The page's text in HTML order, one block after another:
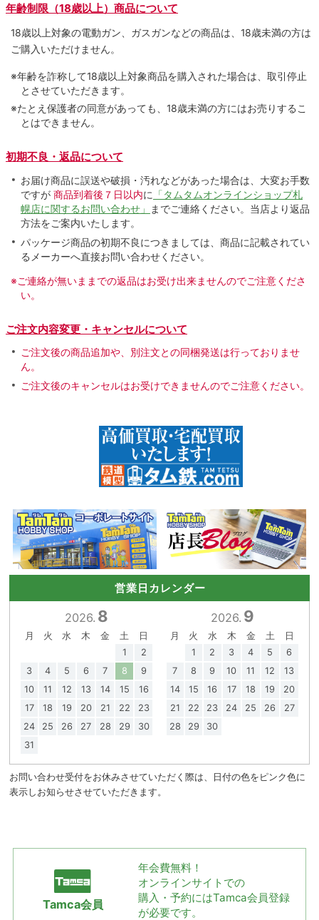
年齢制限（18歳以上）商品について
18歳以上対象の電動ガン、ガスガンなどの商品は、18歳未満の方は
ご購入いただけません。
※年齢を詐称して18歳以上対象商品を購入された場合は、取引停止
とさせていただきます。
※たとえ保護者の同意があっても、18歳未満の方にはお売りするこ
とはできません。
初期不良・返品について
お届け商品に誤送や破損・汚れなどがあった場合は、大変お手数
ですが 商品到着後７日以内に 「タムタムオンラインショップ札
幌店に関するお問い合わせ」
までご連絡ください。当店より返品
方法をご案内いたします。
パッケージ商品の初期不良につきましては、商品に記載されてい
るメーカーへ直接お問い合わせください。
※ご連絡が無いままでの返品はお受け出来ませんのでご注意くださ
い。
ご注文内容変更・キャンセルについて
ご注文後の商品追加や、別注文との同梱発送は行っておりませ
ん。
ご注文後のキャンセルはお受けできませんのでご注意ください。
営業日カレンダー
2026. 8
月 火 水 木 金 土
日
1
2
3
4 5 6 7 8
9
10
11 12 13 14 15
16
17
18 19 20 21 22
23
24
25 26 27 28 29
30
31
2026. 9
月 火 水 木 金 土
日
1
2 3 4 5
6
7
8 9 10 11 12
13
14
15 16 17 18 19
20
21
22 23 24 25 26
27
28
29 30
お問い合わせ受付をお休みさせていただく際は、日付の色をピンク色に
表示しお知らせさせていただきます。
Tamca会員
年会費無料！
オンラインサイトでの
購入・予約にはTamca会員登録
が必要です。